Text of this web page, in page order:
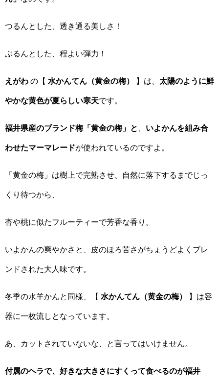
つるんとした、透き通る美しさ！
ぶるんとした、程よい弾力！
えがわ の【 水かんてん（黄金の梅） 】は、 太陽のように鮮
やかな黄色が夏らしい寒天です。
福井県産のブランド梅「黄金の梅」と いよかんを組み合
わせたマーマレードが使われているのですよ。
「黄金の梅」は樹上で完熟させ、自然に落下するまでじっ
くり待つから、
杏や桃に似たフルーティーで芳香な香り。
いよかんの爽やかさと、皮のほろ苦さがちょうどよくブレ
ンドされた大人味です。
冬季の水羊かんと同様、【 水かんてん（黄金の梅） 】は容
器に一枚流しとなっています。
あ、カットされていないな、と言ってはいけません。
付属のヘラで、好きな大きさにすくって食べるのが福井